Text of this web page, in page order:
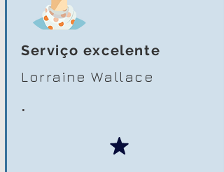
Serviço excelente
Lorraine Wallace
.